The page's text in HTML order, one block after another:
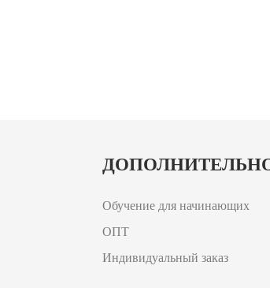
Обучение для начинающих
ОПТ
Индивидуальный заказ